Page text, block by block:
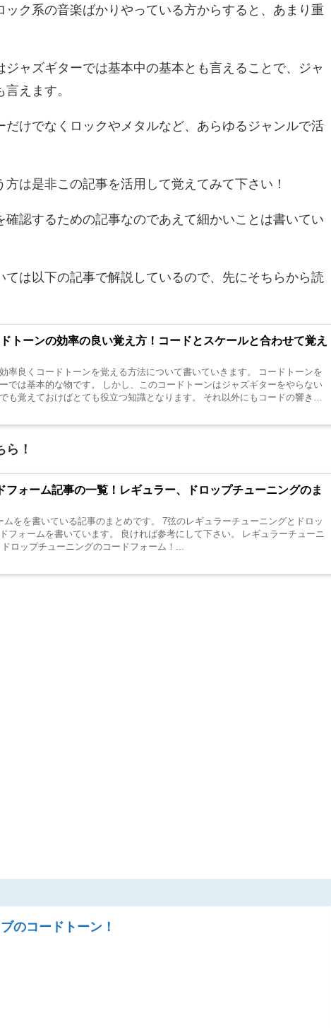
ク系の音楽ばかりやっている方からすると、あまり重
ジャズギターでは基本中の基本とも言えることで、ジャ
えます。
けでなくロックやメタルなど、あらゆるジャンルで活
は是非この記事を活用して覚えてみて下さい！
認するための記事なのであえて細かいことは書いてい
は以下の記事で解説しているので、先にそちらから読
トーンの効率の良い覚え方！コードとスケールと合わせて覚え
率良くコードトーンを覚える方法について書いていきます。 コードトーンを
では基本的な物です。 しかし、このコードトーンはジャズギターをやらない
も覚えておけばとても役立つ知識となります。 それ以外にもコードの響きを
！
フォーム記事の一覧！レギュラー、ドロップチューニングのま
ムをを書いている記事のまとめです。 7弦のレギュラーチューニングとドロッ
フォームを書いています。 良ければ参考にして下さい。 レギュラーチューニ
ロップチューニングのコードフォーム！...
のコードトーン！